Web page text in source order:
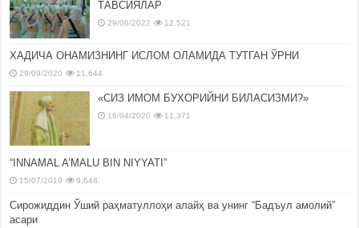
ТАВСИЯЛАР
29/06/2022 12,521
ХАДИЧА ОНАМИЗНИНГ ИСЛОМ ОЛАМИДА ТУТГАН ЎРНИ
29/09/2020 11,644
«СИЗ ИМОМ БУХОРИЙНИ БИЛАСИЗМИ?»
16/04/2020 11,371
“INNAMAL A’MALU BIN NIYYATI”
15/07/2019 9,648
Сирожиддин Ўший раҳматуллоҳи алайҳ ва унинг “Бадъул амолий”
асари